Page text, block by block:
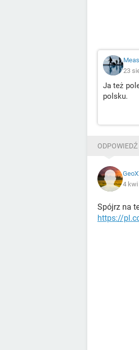
23
Ja też
polsku.
4 kwi
Spójrz na
https://